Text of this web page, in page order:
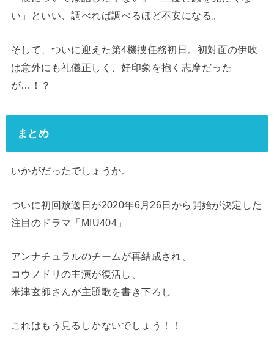
い」といい、調べれば調べるほど不安になる。
そして、ついに迎えた第4機捜任務初日。初対面の伊吹
は意外にも礼儀正しく、好印象を抱く志摩だった
が…！？
まとめ
いかがだったでしょうか。
ついに初回放送日が2020年6月26日から開始が決定した
注目のドラマ「MIU404」
アンナチュラルのチームが再結成され、
コウノドリの主演が復活し、
米津玄師さんが主題歌を書き下ろし
これはもう見るしかないでしょう！！